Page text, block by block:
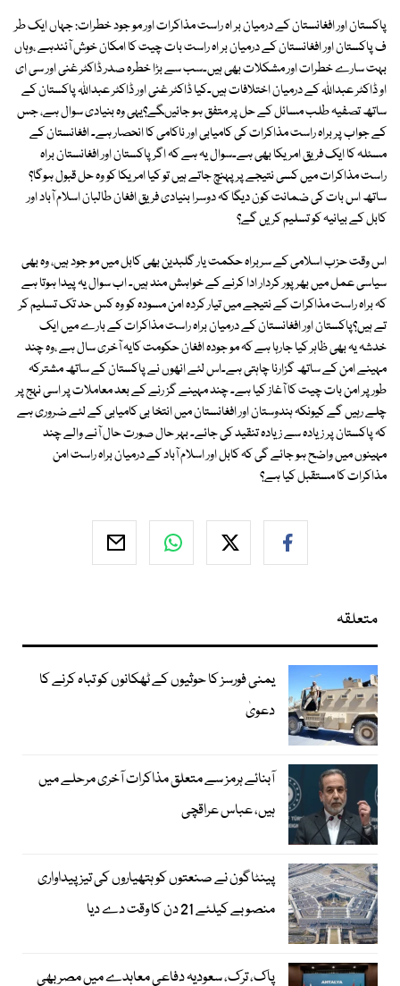
پاکستان اور افغانستان کے درمیان بر اہ راست مذاکرات اور مو جود خطرات: جہاں ایک طر
ف پاکستان اور افغانستان کے درمیان بر اہ راست بات چیت کا امکان خوش آئندہے ،وہاں
بہت سارے خطرات اور مشکلات بھی ہیں۔سب سے بڑا خطرہ صدر ڈاکٹر غنی اور سی ای
او ڈاکٹر عبداللہ کے درمیان اختلافات ہیں۔کیا ڈاکٹر غنی اور ڈاکٹر عبداللہ پاکستان کے
ساتھ تصفیہ طلب مسائل کے حل پر متفق ہو جائیںگے؟یہی وہ بنیادی سوال ہے، جس
کے جواب پر براہ راست مذاکرات کی کامیابی اور ناکامی کا انحصار ہے۔ افغانستان کے
مسئلہ کا ایک فریق امریکا بھی ہے۔سوال یہ ہے کہ اگر پاکستان اور افغانستان براہ
راست مذاکرات میں کسی نتیجے پر پہنچ جاتے ہیں تو کیا امریکا کو وہ حل قبول ہوگا؟
ساتھ اس بات کی ضمانت کون دیگا کہ دوسرا بنیادی فریق افغان طالبان اسلام آباد اور
کابل کے بیانیہ کو تسلیم کریں گے؟
اس وقت حزب اسلامی کے سربراہ حکمت یار گلبدین بھی کابل میں مو جود ہیں، وہ بھی
سیاسی عمل میں بھر پور کردار ادا کرنے کے خواہش مند ہیں۔ اب سوال یہ پیدا ہوتا ہے
کہ براہ راست مذاکرات کے نتیجے میں تیار کردہ امن مسودہ کو وہ کس حد تک تسلیم کر
تے ہیں؟پاکستان اور افغانستان کے درمیان براہ راست مذاکرات کے بارے میں ایک
خدشہ یہ بھی ظاہر کیا جارہا ہے کہ مو جودہ افغان حکومت کایہ آخری سال ہے ،وہ چند
مہینے امن کے ساتھ گزارنا چاہتی ہے۔اس لئے انھوں نے پاکستان کے ساتھ مشترکہ
طور پر امن بات چیت کا آغاز کیا ہے۔ چند مہینے گز رنے کے بعد معاملات پر اسی نہج پر
چلے رہیں گے کیونکہ ہندوستان اور افغانستان میں انتخا بی کامیابی کے لئے ضروری ہے
کہ پاکستان پر زیادہ سے زیادہ تنقید کی جائے۔ بہر حال صورت حال آنے والے چند
مہینوں میں واضح ہو جائے گی کہ کابل اور اسلام آباد کے درمیان براہ راست امن
مذاکرات کا مستقبل کیا ہے؟
متعلقہ
یمنی فورسز کا حوثیوں کے ٹھکانوں کو تباہ کرنے کا
دعویٰ
آبنائے ہرمز سے متعلق مذاکرات آخری مرحلے میں
ہیں، عباس عراقچی
پینٹاگون نے صنعتوں کو ہتھیاروں کی تیز پیداواری
منصوبے کیلئے 21 دن کا وقت دے دیا
پاک، ترک، سعودیہ دفاعی معاہدے میں مصر بھی